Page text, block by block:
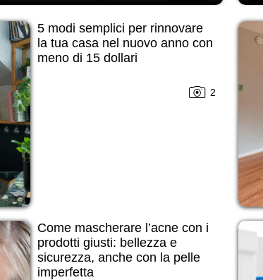
5 modi semplici per rinnovare
la tua casa nel nuovo anno con
meno di 15 dollari
2
Come mascherare l’acne con i
prodotti giusti: bellezza e
sicurezza, anche con la pelle
imperfetta